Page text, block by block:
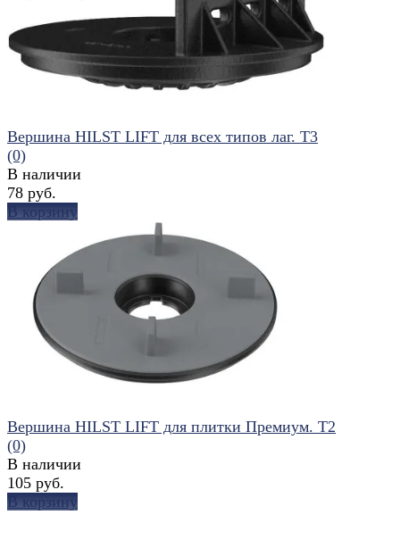
избранное сравнить
Вершина HILST LIFT для всех типов лаг. Т3
(0)
В наличии
78 руб.
В корзину
Вершина HILST LIFT для плитки Премиум. Т2
(0)
В наличии
105 руб.
В корзину